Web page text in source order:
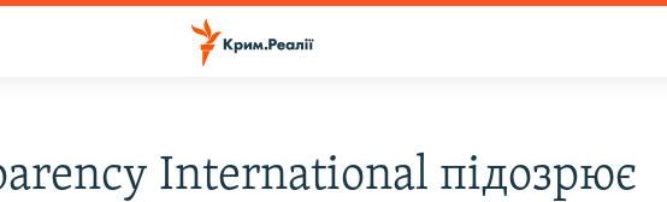
International підозрює